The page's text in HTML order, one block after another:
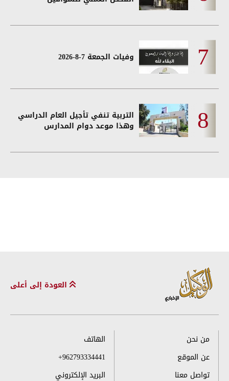
وفيات الجمعة 7-8-2026
التربية تنفي تأجيل العام الدراسي
وهذا موعد دوام المدارس
العودة إلى أعلى
من نحن
عن الموقع
تواصل معنا
الهاتف
+962793334441
البريد الإلكتروني